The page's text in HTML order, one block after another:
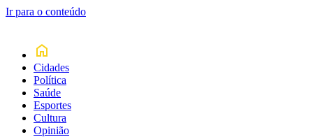
Ir para o conteúdo
Cidades
Política
Saúde
Esportes
Cultura
Opinião